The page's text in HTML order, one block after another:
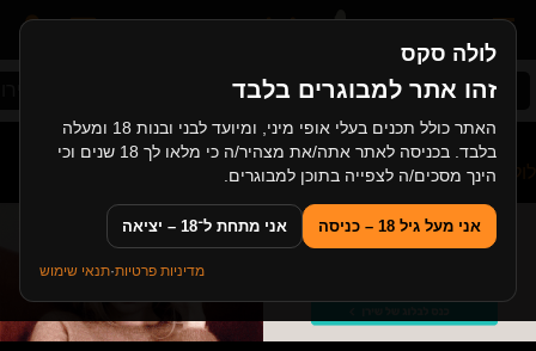
לולה סקס
זהו אתר למבוגרים בלבד
האתר כולל תכנים בעלי אופי מיני, ומיועד לבני ובנות 18 ומעלה
בלבד. בכניסה לאתר אתה/את מצהיר/ה כי מלאו לך 18 שנים וכי
הינך מסכים/ה לצפייה בתוכן למבוגרים.
אני מעל גיל 18 – כניסה אני מתחת ל־18 – יציאה
מדיניות פרטיות·תנאי שימוש
סקס ישראלי שלישייה
לולה סקס>קטגוריות>סקס במשפחה